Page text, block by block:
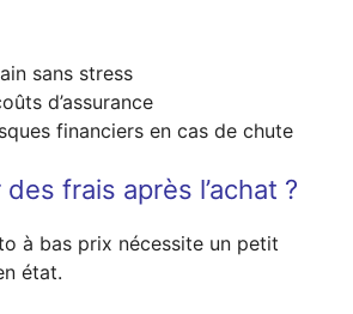
sans stress
d’assurance
financiers en cas de chute
frais après l’achat ?
à bas prix nécessite un petit
état.